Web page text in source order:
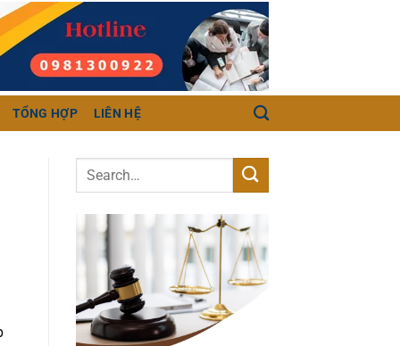
TỔNG HỢP LIÊN HỆ